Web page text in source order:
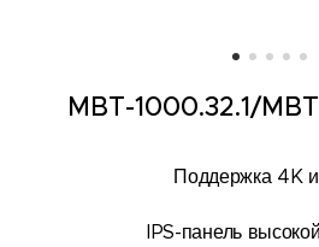
MBT-1000.32.1/
Поддержка 4K
IPS-панель